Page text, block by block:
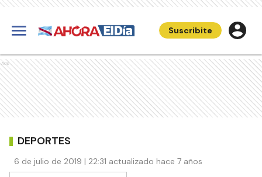
Suscribite
Ads
DEPORTES
6 de julio de 2019 | 22:31 actualizado hace 7 años